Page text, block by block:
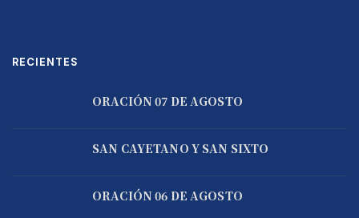
RECIENTES
ORACIÓN 07 DE AGOSTO
SAN CAYETANO Y SAN SIXTO
ORACIÓN 06 DE AGOSTO